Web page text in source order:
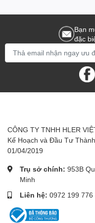
Bạn
đặc
CÔNG TY TNHH HLER
Kế Hoạch và Đầu Tư
01/04/2019
Trụ sở chính: 953B
Minh
Liên hệ: 0972 199 776